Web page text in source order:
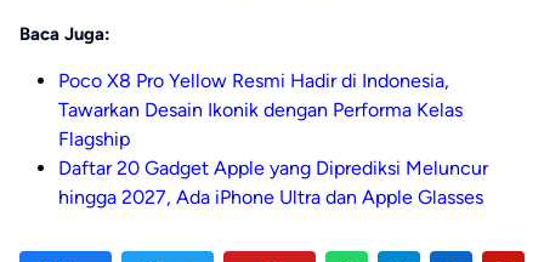
Baca Juga:
Poco X8 Pro Yellow Resmi Hadir di Indonesia,
Tawarkan Desain Ikonik dengan Performa Kelas
Flagship
Daftar 20 Gadget Apple yang Diprediksi Meluncur
hingga 2027, Ada iPhone Ultra dan Apple Glasses